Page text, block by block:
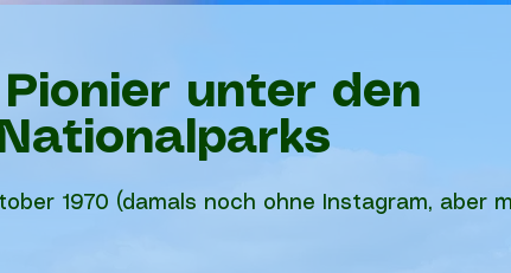
Pionier unter den
Nationalparks
1970 (damals noch ohne Instagram, aber